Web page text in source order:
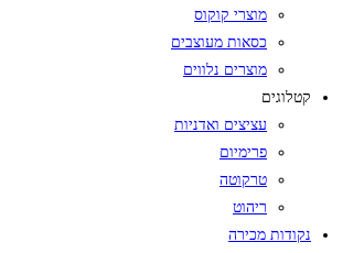
מוצרי קוקוס
כסאות מעוצבים
מוצרים נלווים
קטלוגים
עציצים ואדניות
פרימיום
טרקוטה
ריהוט
נקודות מכירה